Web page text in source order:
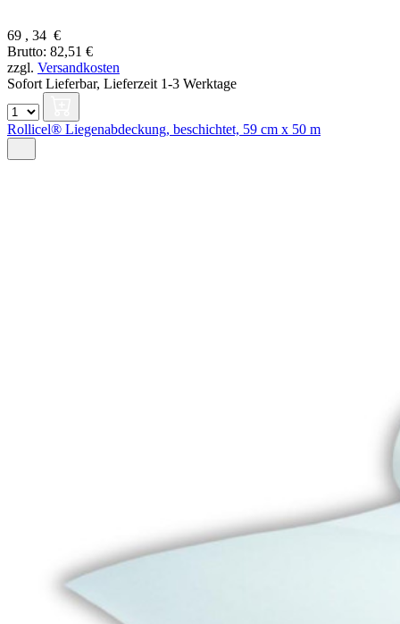
69 , 34 €
Brutto: 82,51 €
zzgl. Versandkosten
Sofort Lieferbar, Lieferzeit 1-3 Werktage
Rollicel® Liegenabdeckung, beschichtet, 59 cm x 50 m